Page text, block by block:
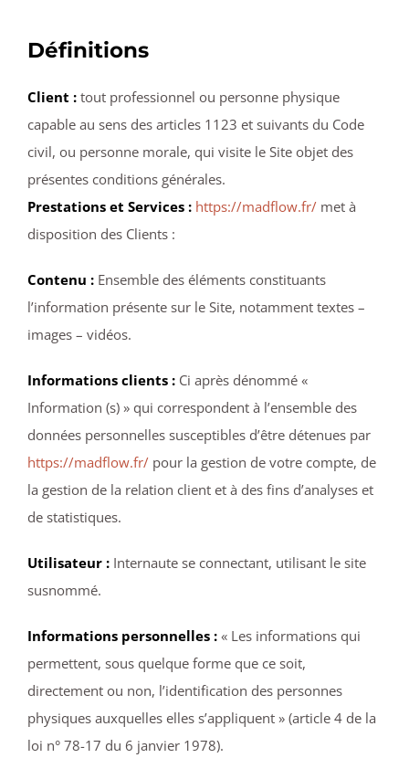
Définitions
Client :tout professionnel ou personne physique
capable au sens des articles 1123 et suivants du Code
civil, ou personne morale, qui visite le Site objet des
présentes conditions générales.
Prestations et Services : https://madflow.fr/met à
disposition des Clients :
Contenu :Ensemble des éléments constituants
l’information présente sur le Site, notamment textes –
images – vidéos.
Informations clients :Ci après dénommé «
Information (s) » qui correspondent à l’ensemble des
données personnelles susceptibles d’être détenues par
https://madflow.fr/pour la gestion de votre compte, de
la gestion de la relation client et à des fins d’analyses et
de statistiques.
Utilisateur :Internaute se connectant, utilisant le site
susnommé.
Informations personnelles :« Les informations qui
permettent, sous quelque forme que ce soit,
directement ou non, l’identification des personnes
physiques auxquelles elles s’appliquent » (article 4 de la
loi n° 78-17 du 6 janvier 1978).